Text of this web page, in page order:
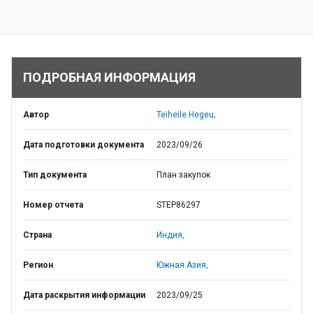
ПОДРОБНАЯ ИНФОРМАЦИЯ
Автор Teiheile Hegeu;
Дата подготовки документа 2023/09/26
Тип документа План закупок
Номер отчета STEP86297
Страна Индия,
Регион Южная Азия,
Дата раскрытия информации 2023/09/25